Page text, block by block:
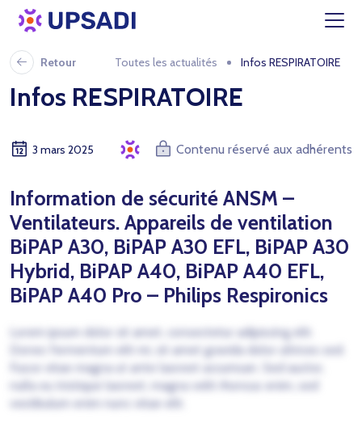
Retour Toutes les actualités Infos RESPIRATOIRE
Infos RESPIRATOIRE
3 mars 2025 Contenu réservé aux adhérents
Information de sécurité ANSM –
Ventilateurs. Appareils de ventilation
BiPAP A30, BiPAP A30 EFL, BiPAP A30
Hybrid, BiPAP A40, BiPAP A40 EFL,
BiPAP A40 Pro – Philips Respironics
Lorem ipsum dolor sit amet, consectetur adipiscing elit.
Donec fermentum elit mi, sit amet gravida dolor ultrices sed.
Fusce vitae magna ut ante laoreet accumsan. Sed auctor,
nulla eu tristique laoreet, magna velit rhoncus enim, sed
vestibulum enim nunc vitae elit.